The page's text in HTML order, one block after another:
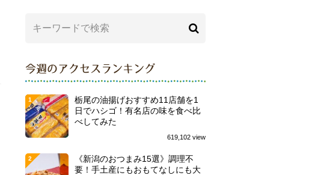
今週のアクセスランキング
栃尾の油揚げおすすめ11店舗を1
日でハシゴ！有名店の味を食べ比
べしてみた
619,102 view
《新潟のおつまみ15選》調理不
要！手土産にもおもてなしにも大